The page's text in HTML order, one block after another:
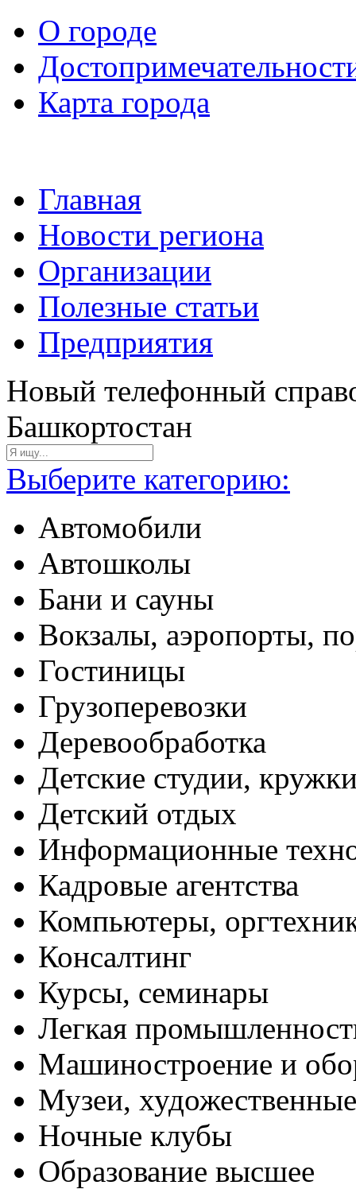
О городе
Карта города
Главная
Новости региона
Организации
Полезные статьи
Предприятия
Новый телефонный
Башкортостан
Выберите категорию:
Автомобили
Автошколы
Бани и сауны
Вокзалы, аэропорты,
Гостиницы
Грузоперевозки
Деревообработка
Детские студии,
Детский отдых
Информационные
Кадровые агентства
Компьютеры,
Консалтинг
Курсы, семинары
Легкая
Машиностроение и
Музеи,
Ночные клубы
Образование высшее